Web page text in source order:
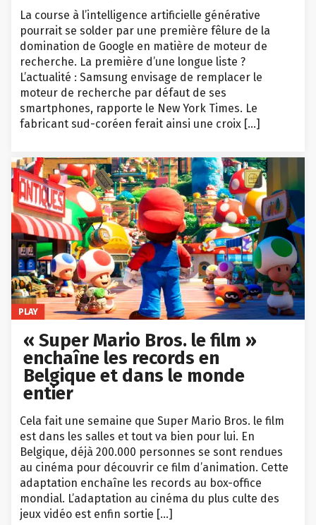
La course à l’intelligence artificielle générative
pourrait se solder par une première fêlure de la
domination de Google en matière de moteur de
recherche. La première d’une longue liste ?
L’actualité : Samsung envisage de remplacer le
moteur de recherche par défaut de ses
smartphones, rapporte le New York Times. Le
fabricant sud-coréen ferait ainsi une croix […]
PLAY
« Super Mario Bros. le film »
enchaîne les records en
Belgique et dans le monde
entier
Cela fait une semaine que Super Mario Bros. le film
est dans les salles et tout va bien pour lui. En
Belgique, déjà 200.000 personnes se sont rendues
au cinéma pour découvrir ce film d’animation. Cette
adaptation enchaîne les records au box-office
mondial. L’adaptation au cinéma du plus culte des
jeux vidéo est enfin sortie […]